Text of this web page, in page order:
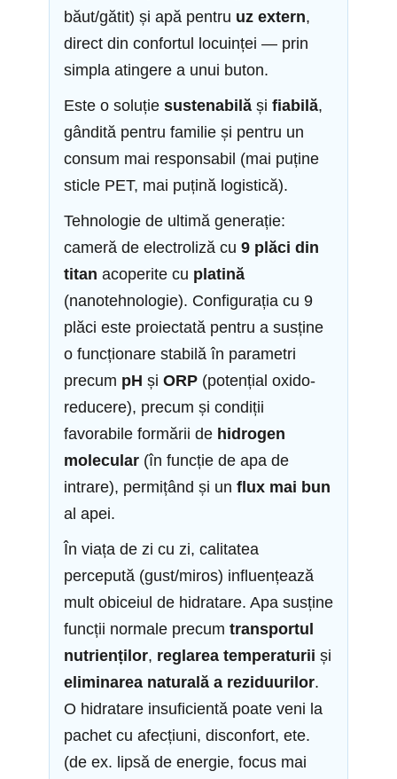
băut/gătit) și apă pentru uz extern,
direct din confortul locuinței — prin
simpla atingere a unui buton.
Este o soluție sustenabilă și fiabilă,
gândită pentru familie și pentru un
consum mai responsabil (mai puține
sticle PET, mai puțină logistică).
Tehnologie de ultimă generație:
cameră de electroliză cu 9 plăci din
titan acoperite cu platină
(nanotehnologie). Configurația cu 9
plăci este proiectată pentru a susține
o funcționare stabilă în parametri
precum pH și ORP (potențial oxido-
reducere), precum și condiții
favorabile formării de hidrogen
molecular (în funcție de apa de
intrare), permițând și un flux mai bun
al apei.
În viața de zi cu zi, calitatea
percepută (gust/miros) influențează
mult obiceiul de hidratare. Apa susține
funcții normale precum transportul
nutrienților, reglarea temperaturii și
eliminarea naturală a reziduurilor.
O hidratare insuficientă poate veni la
pachet cu afecțiuni, disconfort, ete.
(de ex. lipsă de energie, focus mai